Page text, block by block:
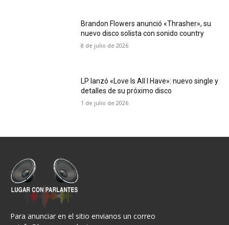
Brandon Flowers anunció «Thrasher», su
nuevo disco solista con sonido country
8 de julio de 2026
LP lanzó «Love Is All I Have»: nuevo single y
detalles de su próximo disco
1 de julio de 2026
Para anunciar en el sitio envianos un correo